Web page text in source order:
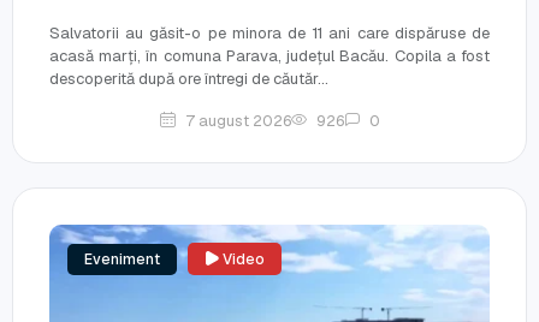
Salvatorii au găsit-o pe minora de 11 ani care dispăruse de
acasă marți, în comuna Parava, județul Bacău. Copila a fost
descoperită după ore întregi de căutăr...
7 august 2026 926 0
Eveniment Video